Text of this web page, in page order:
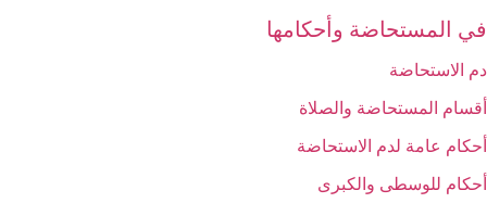
في المستحاضة وأحكامها
دم الاستحاضة
أقسام المستحاضة والصلاة
أحكام عامة لدم الاستحاضة
أحكام للوسطى والكبرى